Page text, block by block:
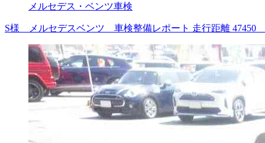
メルセデス・ベンツ車検
S様 メルセデスベンツ 車検整備レポート 走行距離 47450